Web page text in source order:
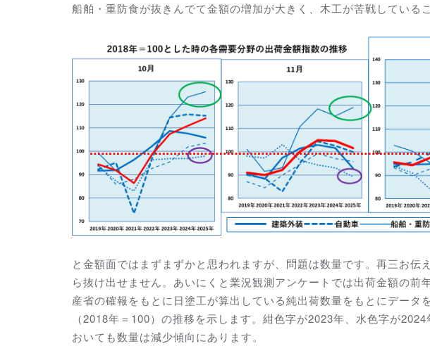
船舶・重防食が抜きんでて金額の増加が大きく、木工が苦戦している
と金額面ではまずまずかと思われますが、問題は数量です。再三お伝
ら抜け出せません。あいにくと業況観測アンケートでは出荷金額の前
産省の確報をもとに日塗工が算出している純出荷数量をもとにデータ
（2018年＝100）の推移を示します。紺色字が2023年、水色字が
おいても数量は減少傾向にあります。